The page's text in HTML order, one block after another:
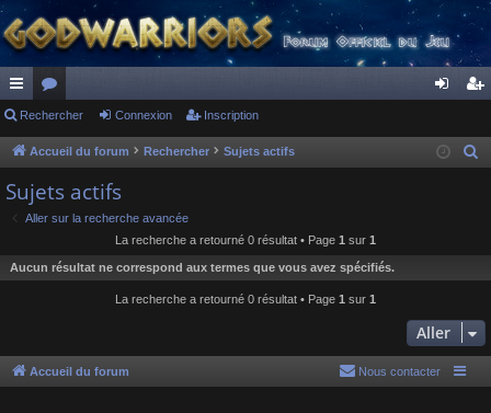
ac
co
ur
ci
or
u
s
ne cri
Rechercher Connexion Inscription
Accueil du forum Rechercher Sujets actifs
h
e
Sujets actifs
Aller sur la recherche avancée
La recherche a retourné 0 résultat • Page 1 sur 1
Aucun résultat ne correspond aux termes que vous avez spécifiés.
La recherche a retourné 0 résultat • Page 1 sur 1
Aller
Accueil du forum Nous contacter